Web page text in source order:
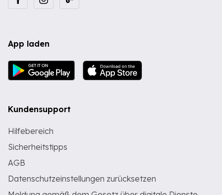
App laden
Kundensupport
Hilfebereich
Sicherheitstipps
AGB
Datenschutzeinstellungen zurücksetzen